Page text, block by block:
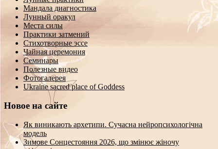
Мандала диагностика
Лунный оракул
Места силы
Практики затмений
Стихотворные эссе
Чайная церемония
Семинары
Полезные видео
Фотогалерея
Ukraine sacred place of Goddess
Новое на сайте
Як виникають архетипи. Сучасна нейропсихологічна
модель
Зимове Сонцестояння 2026, що змінює жіночу